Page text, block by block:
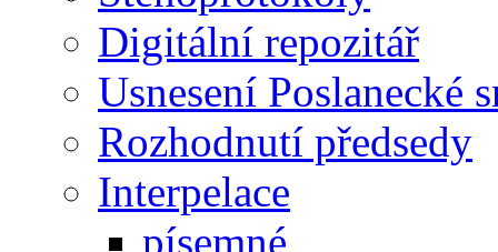
Digitální repozitář
Usnesení Poslanecké
Rozhodnutí předsedy
Interpelace
písemné